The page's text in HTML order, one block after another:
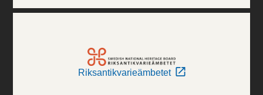
Riksantikvarieämbetet